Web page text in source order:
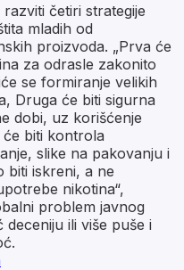
četiri strategije
mladih od
proizvoda. „Prva će
za odrasle zakonito
se formiranje velikih
Druga će biti sigurna
dobi, uz korišćenje
biti kontrola
slike na pakovanju i
biti iskreni, a ne
nikotina“,
problem javnog
ili više puše i